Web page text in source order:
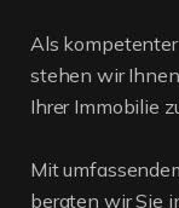
Als kompetenter
stehen wir
Ihrer Immobilie
Mit
beraten wir Sie